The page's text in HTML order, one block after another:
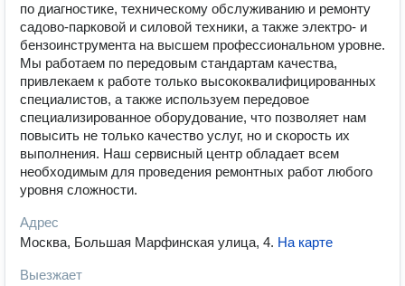
по диагностике, техническому обслуживанию и ремонту
садово-парковой и силовой техники, а также электро- и
бензоинструмента на высшем профессиональном уровне.
Мы работаем по передовым стандартам качества,
привлекаем к работе только высококвалифицированных
специалистов, а также используем передовое
специализированное оборудование, что позволяет нам
повысить не только качество услуг, но и скорость их
выполнения. Наш сервисный центр обладает всем
необходимым для проведения ремонтных работ любого
уровня сложности.
Адрес
Москва, Большая Марфинская улица, 4. На карте
Выезжает